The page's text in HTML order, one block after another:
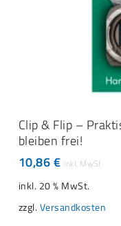
Clip & Flip –
bleiben frei!
10,86€
inkl. 20 % MwSt.
zzgl. Versandkosten